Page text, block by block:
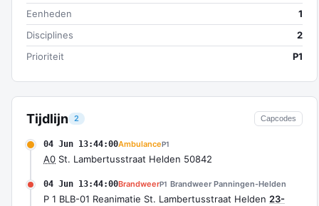
Tijdlijn 2 Capcodes
04 Jun 13:44:00AmbulanceP1
A0 St. Lambertusstraat Helden 50842
04 Jun 13:44:00BrandweerP1 Brandweer Panningen-Helden
P 1 BLB-01 Reanimatie St. Lambertusstraat Helden 23-
Eenheden
1
Disciplines
2
Prioriteit
P1